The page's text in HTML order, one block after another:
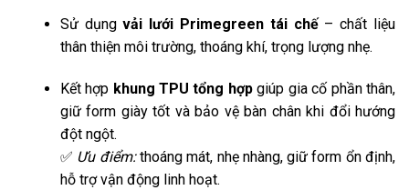
Sử dụngvải lưới Primegreen tái chế– chất liệu
thân thiện môi trường, thoáng khí, trọng lượng nhẹ.
Kết hợp khung TPU tổng hợpgiúp gia cố phần thân,
giữ form giày tốt và bảo vệ bàn chân khi đổi hướng
đột ngột.
✅ Ưu điểm:thoáng mát, nhẹ nhàng, giữ form ổn định,
hỗ trợ vận động linh hoạt.